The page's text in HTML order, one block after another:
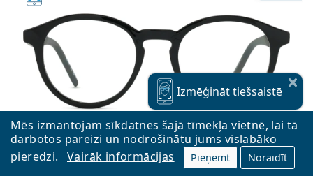
Mēs izmantojam sīkdatnes šajā tīmekļa vietnē, lai tā
darbotos pareizi un nodrošinātu jums vislabāko
pieredzi.
Vairāk informācijas Pieņemt Noraidīt
Izmēģināttiešsaistē